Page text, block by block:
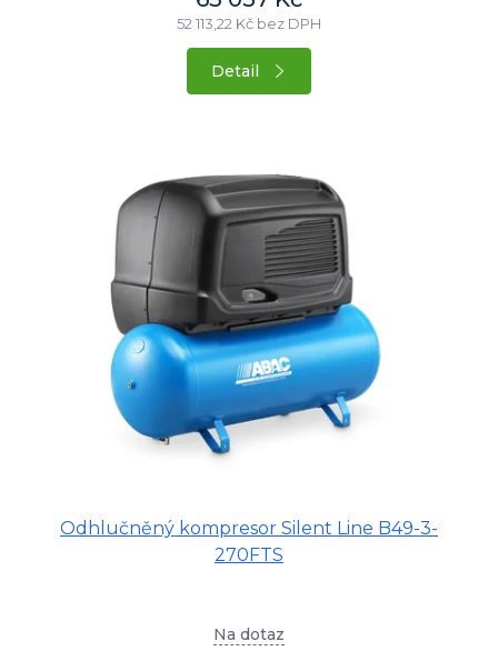
52 113,22 Kč bez DPH
Detail
Odhlučněný kompresor Silent Line B49-3-
270FTS
Na dotaz